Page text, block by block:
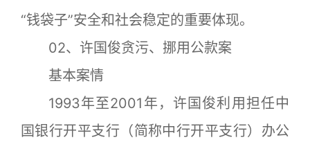
“钱袋子”安全和社会稳定的重要体现。
02、许国俊贪污、挪用公款案
基本案情
1993年至2001年，许国俊利用担任中
国银行开平支行（简称中行开平支行）办公